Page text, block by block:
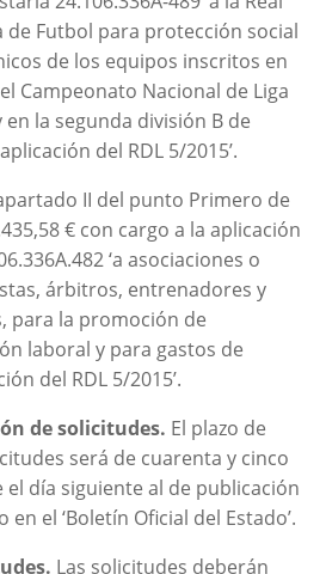
de Futbol para protección social
de los equipos inscritos en
Campeonato Nacional de Liga
la segunda división B de
del RDL 5/2015’.
II del punto Primero de
€ con cargo a la aplicación
‘a asociaciones o
árbitros, entrenadores y
para la promoción de
laboral y para gastos de
del RDL 5/2015’.
de solicitudes. El plazo de
será de cuarenta y cinco
día siguiente al de publicación
el ‘Boletín Oficial del Estado’.
Las solicitudes deberán